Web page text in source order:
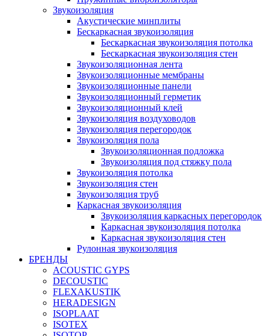
Звукоизоляция
Акустические минплиты
Бескаркасная звукоизоляция
Бескаркасная звукоизоляция потолка
Бескаркасная звукоизоляция стен
Звукоизоляционная лента
Звукоизоляционные мембраны
Звукоизоляционные панели
Звукоизоляционный герметик
Звукоизоляционный клей
Звукоизоляция воздуховодов
Звукоизоляция перегородок
Звукоизоляция пола
Звукоизоляционная подложка
Звукоизоляция под стяжку пола
Звукоизоляция потолка
Звукоизоляция стен
Звукоизоляция труб
Каркасная звукоизоляция
Звукоизоляция каркасных перегородок
Каркасная звукоизоляция потолка
Каркасная звукоизоляция стен
Рулонная звукоизоляция
БРЕНДЫ
ACOUSTIC GYPS
DECOUSTIC
FLEXAKUSTIK
HERADESIGN
ISOPLAAT
ISOTEX